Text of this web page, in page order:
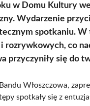
w Domu Kultury
Wydarzenie
spotkaniu.
rozrywkowych, co
przyczyniły się do
Włoszczowa,
spotkały się z